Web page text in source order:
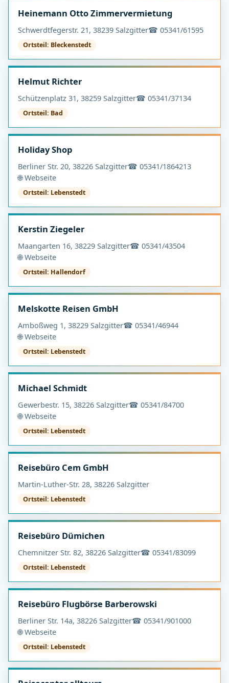
Heinemann Otto Zimmervermietung
Schwerdtfegerstr. 21, 38239 Salzgitter☎ 05341/61595
Ortsteil: Bleckenstedt
Helmut Richter
Schützenplatz 31, 38259 Salzgitter☎ 05341/37134
Ortsteil: Bad
Holiday Shop
Berliner Str. 20, 38226 Salzgitter☎ 05341/1864213
🌐 Webseite
Ortsteil: Lebenstedt
Kerstin Ziegeler
Maangarten 16, 38229 Salzgitter☎ 05341/43504
🌐 Webseite
Ortsteil: Hallendorf
Melskotte Reisen GmbH
Amboßweg 1, 38229 Salzgitter☎ 05341/46944
🌐 Webseite
Ortsteil: Lebenstedt
Michael Schmidt
Gewerbestr. 15, 38226 Salzgitter☎ 05341/84700
🌐 Webseite
Ortsteil: Lebenstedt
Reisebüro Cem GmbH
Martin-Luther-Str. 28, 38226 Salzgitter
Ortsteil: Lebenstedt
Reisebüro Dümichen
Chemnitzer Str. 82, 38226 Salzgitter☎ 05341/83099
Ortsteil: Lebenstedt
Reisebüro Flugbörse Barberowski
Berliner Str. 14a, 38226 Salzgitter☎ 05341/901000
🌐 Webseite
Ortsteil: Lebenstedt